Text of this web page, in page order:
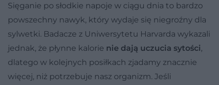
Sięganie po słodkie napoje w ciągu dnia to bardzo
powszechny nawyk, który wydaje się niegroźny dla
sylwetki. Badacze z Uniwersytetu Harvarda wykazali
jednak, że płynne kalorie nie dają uczucia sytości,
dlatego w kolejnych posiłkach zjadamy znacznie
więcej, niż potrzebuje nasz organizm. Jeśli